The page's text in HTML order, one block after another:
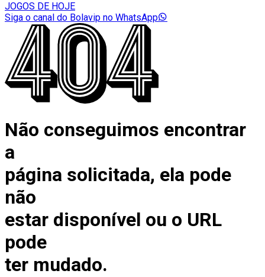
JOGOS DE HOJE
Siga o canal do Bolavip no WhatsApp
Não conseguimos encontrar
a
página solicitada, ela pode
não
estar disponível ou o URL
pode
ter mudado.